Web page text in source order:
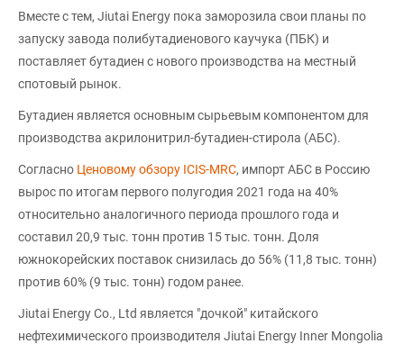
Вместе с тем, Jiutai Energy пока заморозила свои планы по
запуску завода полибутадиенового каучука (ПБК) и
поставляет бутадиен с нового производства на местный
спотовый рынок.
Бутадиен является основным сырьевым компонентом для
производства акрилонитрил-бутадиен-стирола (АБС).
Согласно Ценовому обзору ICIS-MRC, импорт АБС в Россию
вырос по итогам первого полугодия 2021 года на 40%
относительно аналогичного периода прошлого года и
составил 20,9 тыс. тонн против 15 тыс. тонн. Доля
южнокорейских поставок снизилась до 56% (11,8 тыс. тонн)
против 60% (9 тыс. тонн) годом ранее.
Jiutai Energy Co., Ltd является "дочкой" китайского
нефтехимического производителя Jiutai Energy Inner Mongolia